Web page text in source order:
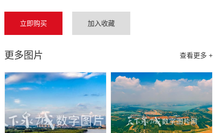
立即购买 加入收藏
查看更多 +
更多图片